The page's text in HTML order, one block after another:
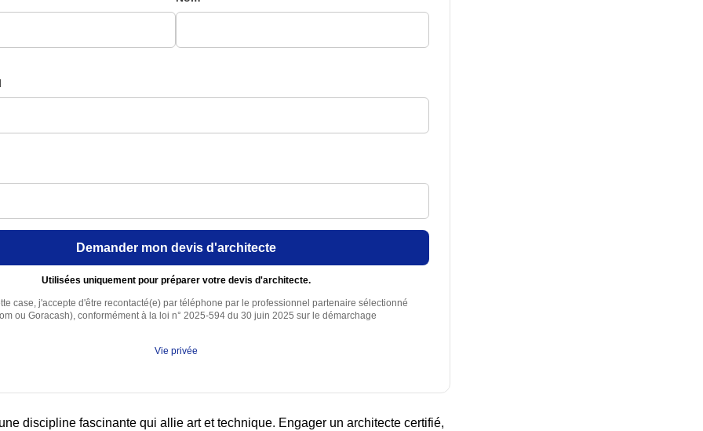
Demander mon devis d'architecte
Utilisées uniquement pour préparer votre devis d'architecte.
case, j'accepte d'être recontacté(e) par téléphone par le professionnel partenaire sélectionné
ou Goracash), conformément à la loi n° 2025-594 du 30 juin 2025 sur le démarchage
Vie privée
discipline fascinante qui allie art et technique. Engager un architecte certifié,